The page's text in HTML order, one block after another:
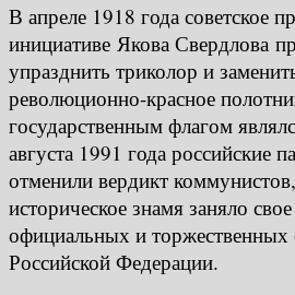
В апреле 1918 года советское
инициативе Якова Свердлова
упразднить триколор и
революционно-красное
государственным флагом
августа 1991 года российские
отменили вердикт
историческое знамя заняло
официальных и торжественных
Российской Федерации.